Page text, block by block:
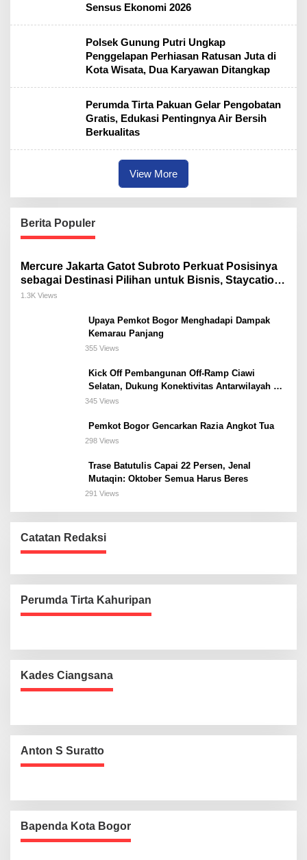
Sensus Ekonomi 2026
Polsek Gunung Putri Ungkap
Penggelapan Perhiasan Ratusan Juta di
Kota Wisata, Dua Karyawan Ditangkap
Perumda Tirta Pakuan Gelar Pengobatan
Gratis, Edukasi Pentingnya Air Bersih
Berkualitas
View More
Berita Populer
Mercure Jakarta Gatot Subroto Perkuat Posisinya
sebagai Destinasi Pilihan untuk Bisnis, Staycation,
Meeting, dan Kuliner di Jakarta Selatan
1.3K Views
Upaya Pemkot Bogor Menghadapi Dampak
Kemarau Panjang
355 Views
Kick Off Pembangunan Off-Ramp Ciawi
Selatan, Dukung Konektivitas Antarwilayah di
Bogor Selatan
345 Views
Pemkot Bogor Gencarkan Razia Angkot Tua
298 Views
Trase Batutulis Capai 22 Persen, Jenal
Mutaqin: Oktober Semua Harus Beres
291 Views
Catatan Redaksi
Perumda Tirta Kahuripan
Kades Ciangsana
Anton S Suratto
Bapenda Kota Bogor